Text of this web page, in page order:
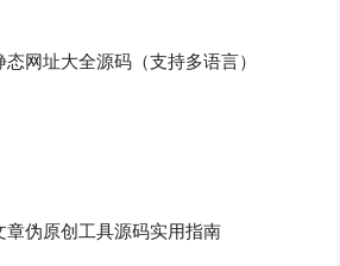
态网址大全源码（支持多语言）
章伪原创工具源码实用指南